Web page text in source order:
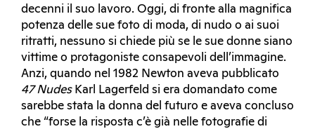
decenni il suo lavoro. Oggi, di fronte alla magnifica
potenza delle sue foto di moda, di nudo o ai suoi
ritratti, nessuno si chiede più se le sue donne siano
vittime o protagoniste consapevoli dell’immagine.
Anzi, quando nel 1982 Newton aveva pubblicato
47 Nudes Karl Lagerfeld si era domandato come
sarebbe stata la donna del futuro e aveva concluso
che “forse la risposta c’è già nelle fotografie di